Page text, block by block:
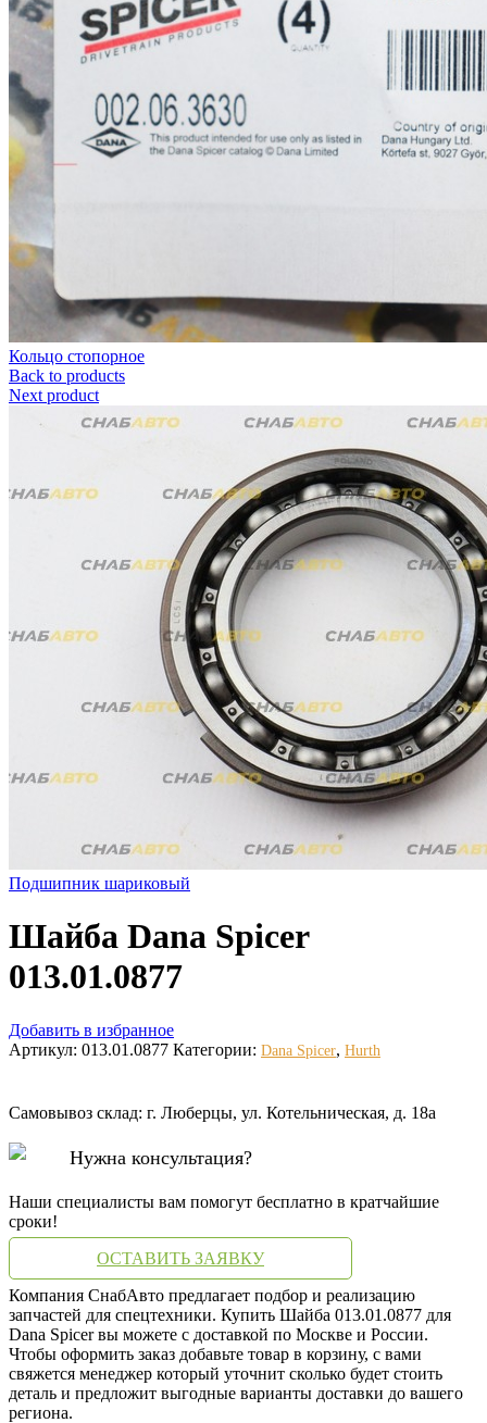
Кольцо стопорное
Back to products
Next product
Подшипник шариковый
Шайба Dana Spicer
013.01.0877
Добавить в избранное
Артикул: 013.01.0877 Категории: Dana Spicer, Hurth
Самовывоз склад: г. Люберцы, ул. Котельническая, д. 18а
Нужна консультация?
Наши специалисты вам помогут бесплатно в кратчайшие
сроки!
ОСТАВИТЬ ЗАЯВКУ
Компания СнабАвто предлагает подбор и реализацию
запчастей для спецтехники. Купить Шайба 013.01.0877 для
Dana Spicer вы можете с доставкой по Москве и России.
Чтобы оформить заказ добавьте товар в корзину, с вами
свяжется менеджер который уточнит сколько будет стоить
деталь и предложит выгодные варианты доставки до вашего
региона.